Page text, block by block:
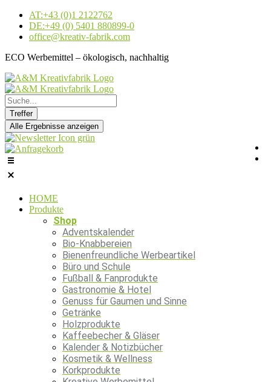
Zum
Inhalt
springen
AT:+43 (0)1 2122762
DE:+49 (0) 5401 880899-0
office@kreativ-fabrik.com
ECO Werbemittel – ökologisch, nachhaltig
Search
...Treffer
Alle Ergebnisse anzeigen
HOME
Produkte
Shop
Adventskalender
Bio-Knabbereien
Bienenfreundliche Werbeartikel
Büro und Schule
Fußball & Fanprodukte
Gastronomie & Hotel
Genuss für Gaumen und Sinne
Getränke
Holzprodukte
Kaffeebecher & Gläser
Kalender & Notizbücher
Kosmetik & Wellness
Korkprodukte